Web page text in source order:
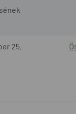
25.